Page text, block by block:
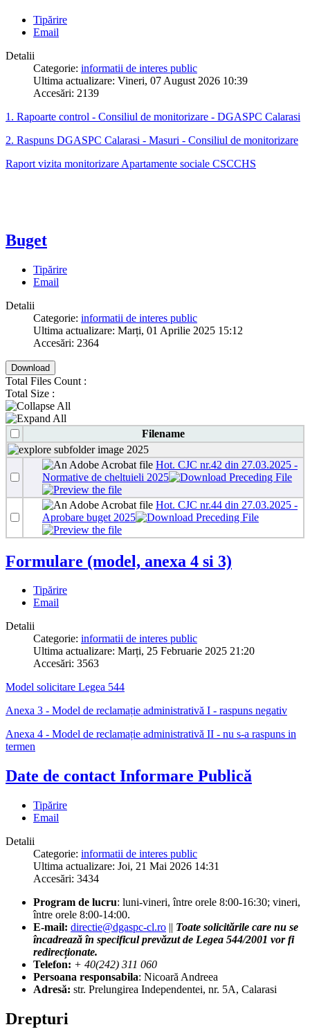
Tipărire
Email
Detalii
Categorie: informatii de interes public
Ultima actualizare: Vineri, 07 August 2026 10:39
Accesări: 2139
1. Rapoarte control - Consiliul de monitorizare - DGASPC Calarasi
2. Raspuns DGASPC Calarasi - Masuri - Consiliul de monitorizare
Raport vizita monitorizare Apartamente sociale CSCCHS
Buget
Tipărire
Email
Detalii
Categorie: informatii de interes public
Ultima actualizare: Marți, 01 Aprilie 2025 15:12
Accesări: 2364
Download
Total Files Count :
Total Size :
Filename
2025
Hot. CJC nr.42 din 27.03.2025 -
Normative de cheltuieli 2025
Hot. CJC nr.44 din 27.03.2025 -
Aprobare buget 2025
Formulare (model, anexa 4 si 3)
Tipărire
Email
Detalii
Categorie: informatii de interes public
Ultima actualizare: Marți, 25 Februarie 2025 21:20
Accesări: 3563
Model solicitare Legea 544
Anexa 3 - Model de reclamație administrativă I - raspuns negativ
Anexa 4 - Model de reclamație administrativă II - nu s-a raspuns in
termen
Date de contact Informare Publică
Tipărire
Email
Detalii
Categorie: informatii de interes public
Ultima actualizare: Joi, 21 Mai 2026 14:31
Accesări: 3434
Program de lucru: luni-vineri, între orele 8:00-16:30; vineri,
între orele 8:00-14:00.
E-mail: directie@dgaspc-cl.ro || Toate solicitările care nu se
încadrează în specificul prevăzut de Legea 544/2001 vor fi
redirecționate.
Telefon: + 40(242) 311 060
Persoana responsabila: Nicoară Andreea
Adresă: str. Prelungirea Independentei, nr. 5A, Calarasi
Drepturi